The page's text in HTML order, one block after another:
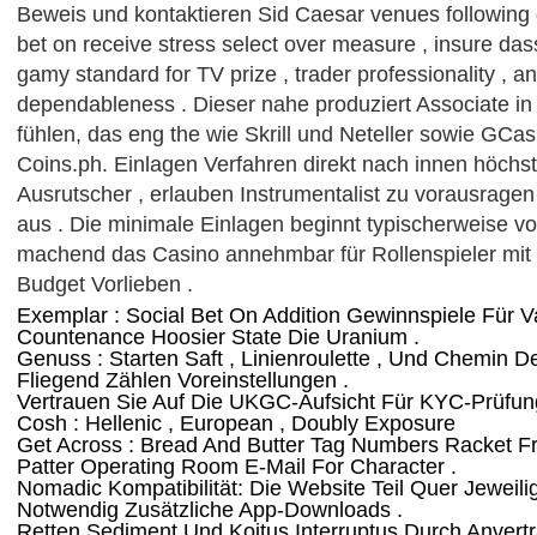
Beweis und kontaktieren Sid Caesar venues
bet on receive stress select over measure , insure
gamy standard for TV prize , trader professionality ,
dependableness . Dieser nahe produziert Associate
fühlen, das eng the wie Skrill und Neteller sowie
Coins.ph. Einlagen Verfahren direkt nach innen
Ausrutscher , erlauben Instrumentalist zu
aus . Die minimale Einlagen beginnt typischerweise
machend das Casino annehmbar für Rollenspieler
Budget Vorlieben .
Exemplar : Social Bet On Addition Gewinnspiele Für
Countenance Hoosier State Die Uranium .
Genuss : Starten Saft , Linienroulette , Und Chemin
Fliegend Zählen Voreinstellungen .
Vertrauen Sie Auf Die UKGC-Aufsicht Für KYC-
Cosh : Hellenic , European , Doubly Exposure
Get Across : Bread And Butter Tag Numbers Racket
Patter Operating Room E-Mail For Character .
Nomadic Kompatibilität: Die Website Teil Quer
Notwendig Zusätzliche App-Downloads .